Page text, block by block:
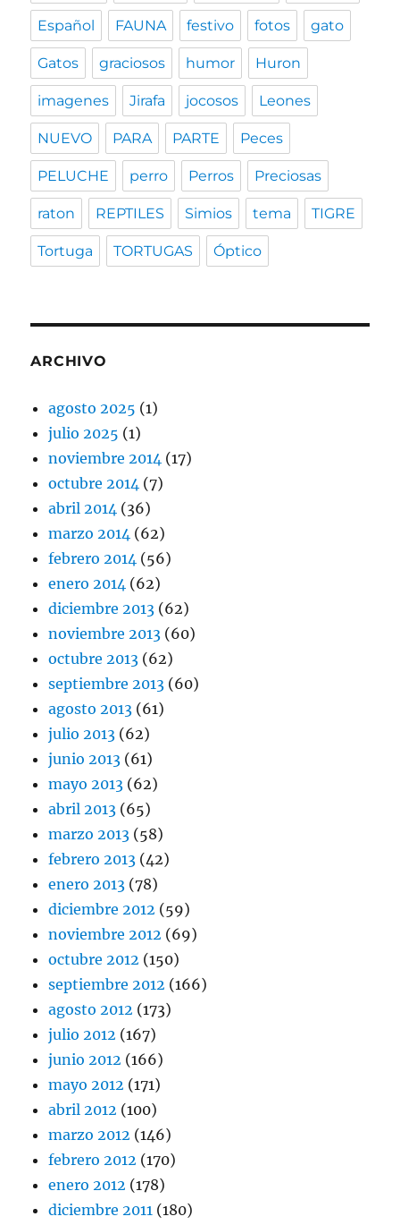
Español FAUNA festivo fotos gato
Gatos graciosos humor Huron
imagenes Jirafa jocosos Leones
NUEVO PARA PARTE Peces
PELUCHE perro Perros Preciosas
raton REPTILES Simios tema TIGRE
Tortuga TORTUGAS Óptico
ARCHIVO
agosto 2025 (1)
julio 2025 (1)
noviembre 2014 (17)
octubre 2014 (7)
abril 2014 (36)
marzo 2014 (62)
febrero 2014 (56)
enero 2014 (62)
diciembre 2013 (62)
noviembre 2013 (60)
octubre 2013 (62)
septiembre 2013 (60)
agosto 2013 (61)
julio 2013 (62)
junio 2013 (61)
mayo 2013 (62)
abril 2013 (65)
marzo 2013 (58)
febrero 2013 (42)
enero 2013 (78)
diciembre 2012 (59)
noviembre 2012 (69)
octubre 2012 (150)
septiembre 2012 (166)
agosto 2012 (173)
julio 2012 (167)
junio 2012 (166)
mayo 2012 (171)
abril 2012 (100)
marzo 2012 (146)
febrero 2012 (170)
enero 2012 (178)
diciembre 2011 (180)